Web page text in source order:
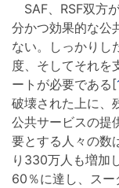
SAF、RSF双方
分かつ効果的な公
ない。しっかりし
度、そしてそれを
ートが必要である[
破壊された上に、
公共サービスの提
要とする人々の数
り330万人も増加
60％に達し、ス